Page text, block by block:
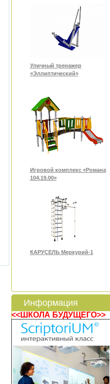
Уличный тренажер
«Эллиптический»
Игровой комплекс «Романа
104.19.00»
КАРУСЕЛЬ Меркурий-1
Информация
<<ШКОЛА БУДУЩЕГО>>